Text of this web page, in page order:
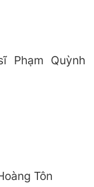
Phạm Quỳnh
Tôn